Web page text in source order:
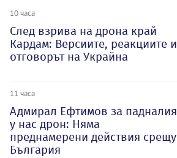
10 часа
След взрива на дрона край
Кардам: Версиите, реакциите и
отговорът на Украйна
11 часа
Адмирал Ефтимов за падналия
у нас дрон: Няма
преднамерени действия срещу
България